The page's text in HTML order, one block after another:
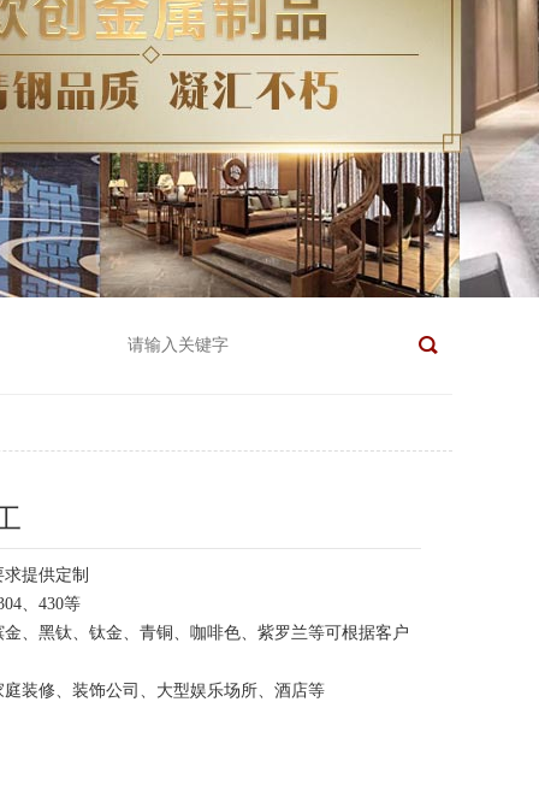
提供定制
、430等
、黑钛、钛金、青铜、咖啡色、紫罗兰等可根据客户
装修、装饰公司、大型娱乐场所、酒店等